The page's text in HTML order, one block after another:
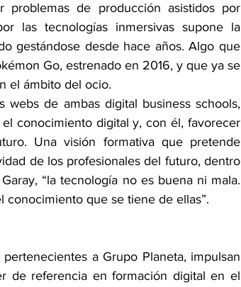
problemas de producción asistidos por
las tecnologías inmersivas supone la
gestándose desde hace años. Algo que
Go, estrenado en 2016, y que ya se
el ámbito del ocio.
webs de ambas digital business schools,
conocimiento digital y, con él, favorecer
Una visión formativa que pretende
de los profesionales del futuro, dentro
“la tecnología no es buena ni mala.
conocimiento que se tiene de ellas”.
a Grupo Planeta, impulsan
de referencia en formación digital en el